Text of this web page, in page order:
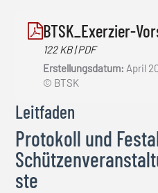
BTSK_Exerzier-
122 KB | PDF
Erstellungsdatum: April
© BTSK
Leitfaden
Protokoll und
ste